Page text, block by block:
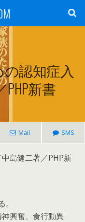
の認知症入
新書
Mail SMS
中島健二著／PHP新
興奮、食行動異